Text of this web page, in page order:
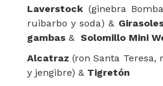
Laverstock (ginebra
ruibarbo y soda) &
gambas & Solomillo Mini
Alcatraz (ron Santa Teresa,
y jengibre) & Tigretón